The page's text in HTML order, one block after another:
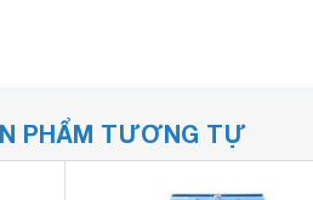
PHẨM TƯƠNG TỰ